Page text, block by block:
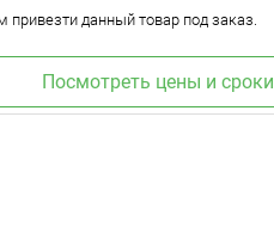
данный товар под заказ.
Посмотреть цены и сроки